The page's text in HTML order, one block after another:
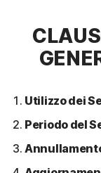
Utilizzo dei
Periodo del